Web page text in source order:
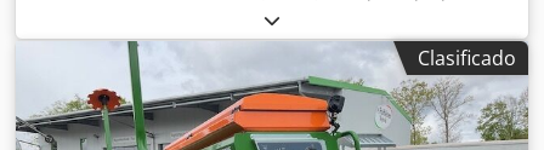
Clasificado